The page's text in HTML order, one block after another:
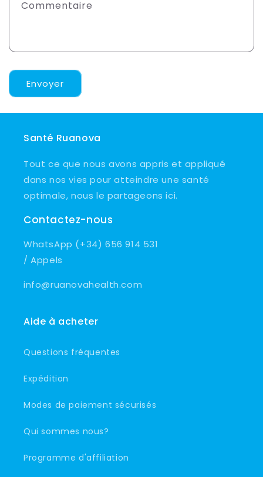
Commentaire
Envoyer
Santé Ruanova
Tout ce que nous avons appris et appliqué
dans nos vies pour atteindre une santé
optimale, nous le partageons ici.
Contactez-nous
WhatsApp (+34) 656 914 531
/ Appels
info@ruanovahealth.com
Aide à acheter
Questions fréquentes
Expédition
Modes de paiement sécurisés
Qui sommes nous?
Programme d'affiliation